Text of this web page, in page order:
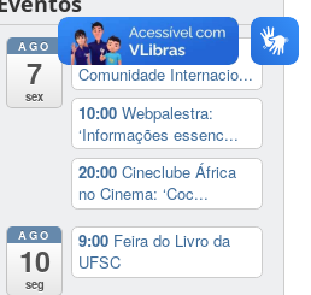
AGO
7
sex
8:00Recepção à
Comunidade Internacio...
10:00Webpalestra:
‘Informações essenc...
20:00Cineclube África
no Cinema: ‘Coc...
AGO
10
seg
9:00 Feira do Livro da
UFSC